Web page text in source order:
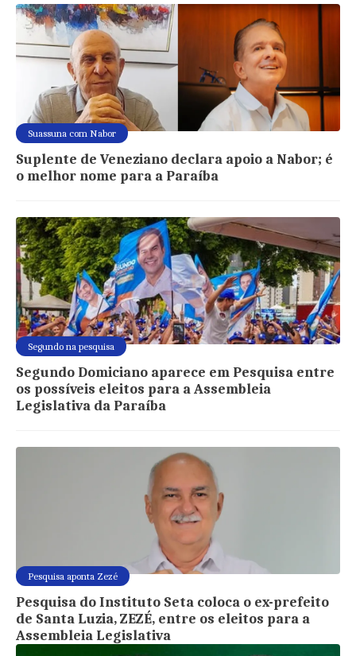
Suassuna com Nabor
Suplente de Veneziano declara apoio a Nabor; é
o melhor nome para a Paraíba
Segundo na pesquisa
Segundo Domiciano aparece em Pesquisa entre
os possíveis eleitos para a Assembleia
Legislativa da Paraíba
Pesquisa aponta Zezé
Pesquisa do Instituto Seta coloca o ex-prefeito
de Santa Luzia, ZEZÉ, entre os eleitos para a
Assembleia Legislativa